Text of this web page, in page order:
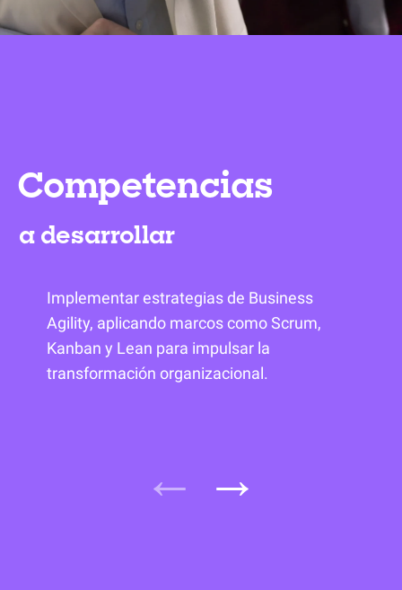
Competencias
a desarrollar
Implementar estrategias de Business
Agility, aplicando marcos como Scrum,
Kanban y Lean para impulsar la
transformación organizacional.